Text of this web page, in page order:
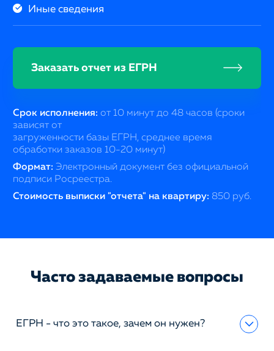
Иные сведения
Заказать отчет из ЕГРН
Срок исполнения: от 10 минут до 48 часов (сроки
зависят от
загруженности базы ЕГРН, среднее время
обработки заказов 10-20 минут)
Формат: Электронный документ без официальной
подписи Росреестра.
Стоимость выписки "отчета" на квартиру: 850 руб.
Часто задаваемые вопросы
ЕГРН - что это такое, зачем он нужен?